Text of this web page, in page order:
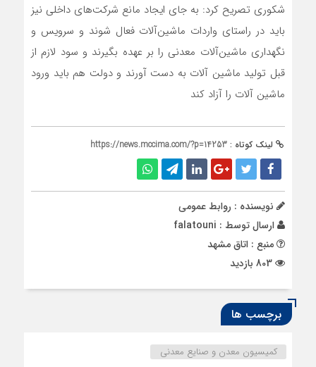
شکوری تصریح کرد: به جای ایجاد مانع شرکت‌های داخلی نیز
باید در راستای واردات ماشین‌آلات فعال شوند و سرویس و
نگهداری ماشین‌آلات معدنی را بر عهده بگیرند و سود لازم از
قبل تولید ماشین آلات به دست آورند و دولت هم باید ورود
ماشین آلات را آزاد کند
لینک کوتاه : https://news.mccima.com/?p=14253
نویسنده : روابط عمومی
ارسال توسط : falatouni
منبع : اتاق مشهد
برچسب ها
کمیسیون معدن و صنایع معدنی